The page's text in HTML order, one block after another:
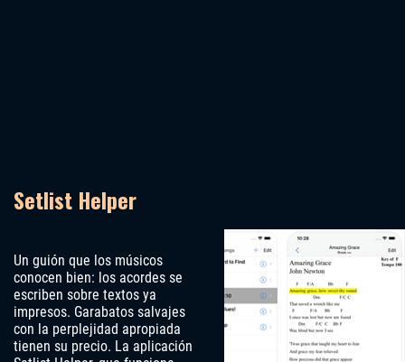
Setlist Helper
Un guión que los músicos
conocen bien: los acordes se
escriben sobre textos ya
impresos. Garabatos salvajes
con la perplejidad apropiada
tienen su precio. La aplicación